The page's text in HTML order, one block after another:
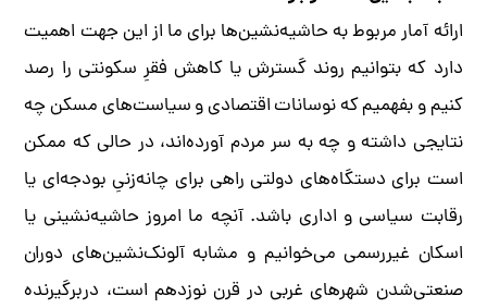
ارائه آمار مربوط به حاشیه‌نشین‌ها برای ما از این جهت اهمیت
دارد که بتوانیم روند گسترش یا کاهش فقرِ سکونتی را رصد
کنیم و بفهمیم که نوسانات اقتصادی و سیاست‌های مسکن چه
نتایجی داشته و چه به سر مردم آورده‌اند، در حالی ‌که ممکن
است برای دستگاه‌های دولتی راهی برای چانه‌زنیِ بودجه‌ای یا
رقابت سیاسی و اداری باشد. آنچه ما امروز حاشیه‌نشینی یا
اسکان غیررسمی می‌خوانیم و مشابه آلونک‌نشین‌های دوران
صنعتی‌شدن شهرهای غربی در قرن نوزدهم است، دربرگیرنده‌